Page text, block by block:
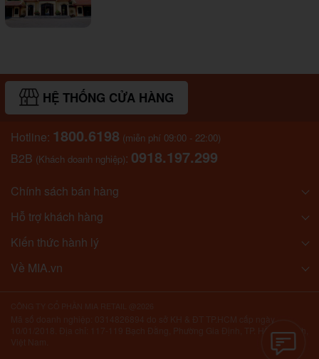
HỆ THỐNG CỬA HÀNG
Hotline: 1800.6198 (miễn phí 09:00 - 22:00)
B2B (Khách doanh nghiệp): 0918.197.299
Chính sách bán hàng
Hỗ trợ khách hàng
Kiến thức hành lý
Về MIA.vn
10/01/2018. Địa chỉ: 117-119 Bạch Đằng, Phường Gia Định, TP. Hồ Chí Minh,